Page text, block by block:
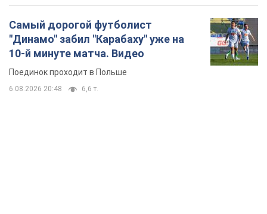
Самый дорогой футболист
"Динамо" забил "Карабаху" уже на
10-й минуте матча. Видео
Поединок проходит в Польше
6.08.2026 20:48 6,6 т.